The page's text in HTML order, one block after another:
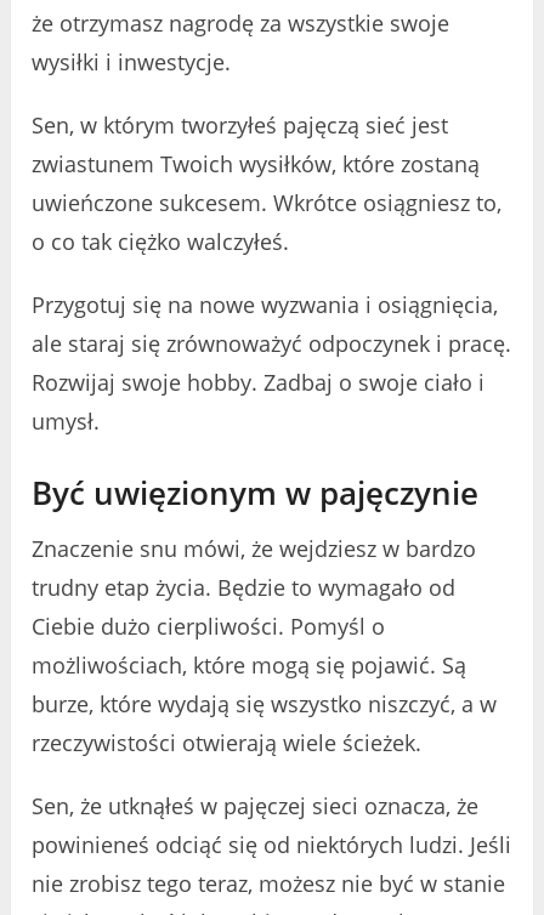
że otrzymasz nagrodę za wszystkie swoje
wysiłki i inwestycje.
Sen, w którym tworzyłeś pajęczą sieć jest
zwiastunem Twoich wysiłków, które zostaną
uwieńczone sukcesem. Wkrótce osiągniesz to,
o co tak ciężko walczyłeś.
Przygotuj się na nowe wyzwania i osiągnięcia,
ale staraj się zrównoważyć odpoczynek i pracę.
Rozwijaj swoje hobby. Zadbaj o swoje ciało i
umysł.
Być uwięzionym w pajęczynie
Znaczenie snu mówi, że wejdziesz w bardzo
trudny etap życia. Będzie to wymagało od
Ciebie dużo cierpliwości. Pomyśl o
możliwościach, które mogą się pojawić. Są
burze, które wydają się wszystko niszczyć, a w
rzeczywistości otwierają wiele ścieżek.
Sen, że utknąłeś w pajęczej sieci oznacza, że
powinieneś odciąć się od niektórych ludzi. Jeśli
nie zrobisz tego teraz, możesz nie być w stanie